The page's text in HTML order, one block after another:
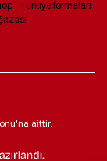
XS
aittir.